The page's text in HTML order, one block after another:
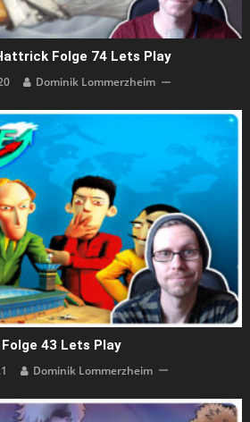
Folge 74 Lets Play
Dominik Lommerzheim
43 Lets Play
Dominik Lommerzheim